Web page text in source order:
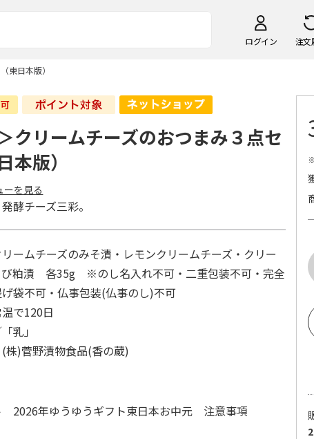
ログイン 注文
東日本版）
クリームチーズのおつまみ３点セ
本版）
ーを見る
酵チーズ三彩。
ームチーズのみそ漬・レモンクリームチーズ・クリー
び粕漬 各35g ※のし名入れ不可・二重包装不可・完全
袋不可・仏事包装(仏事のし)不可
で120日
乳」
)菅野漬物食品(香の蔵)
2026年ゆうゆうギフト東日本お中元 注意事項